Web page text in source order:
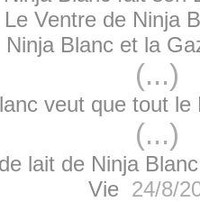
Le Ventre de Ninja
Ninja Blanc et la
(...)
veut que tout le
(...)
lait de Ninja
Vie24/8/